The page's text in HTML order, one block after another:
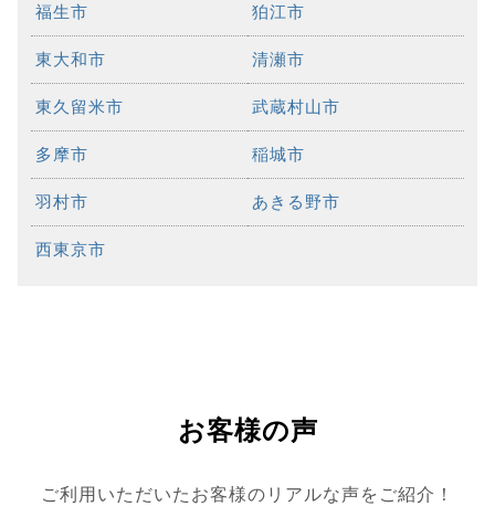
福生市 狛江市
東大和市 清瀬市
東久留米市 武蔵村山市
多摩市 稲城市
羽村市 あきる野市
西東京市
お客様の声
ご利用いただいたお客様のリアルな声をご紹介！